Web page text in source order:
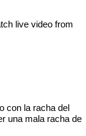
live video from
con la racha del
una mala racha de